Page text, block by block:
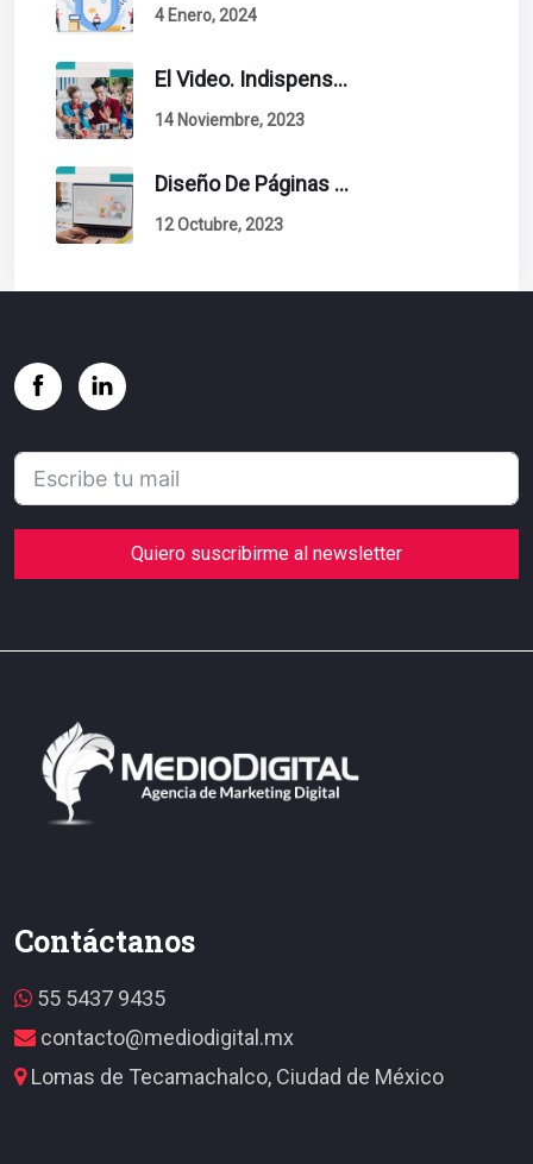
4 Enero, 2024
El Video. Indispensable En Tu Estrategia De Contenidos.
14 Noviembre, 2023
Diseño De Páginas Web. Esto Debe Tener Un Sitio Exitoso.
12 Octubre, 2023
Quiero suscribirme al newsletter
Contáctanos
55 5437 9435
contacto@mediodigital.mx
Lomas de Tecamachalco, Ciudad de México